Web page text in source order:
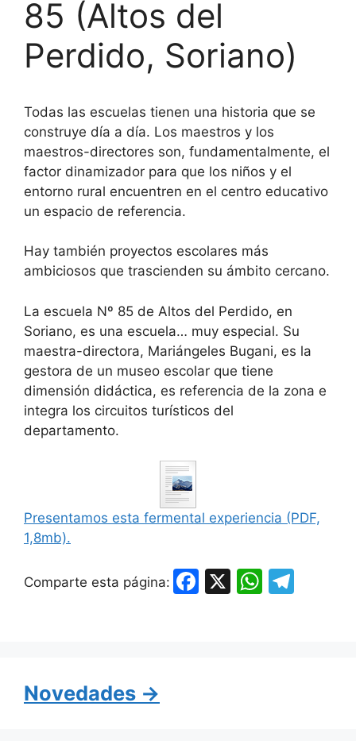
85 (Altos del
Perdido, Soriano)
Todas las escuelas tienen una historia que se
construye día a día. Los maestros y los
maestros-directores son, fundamentalmente, el
factor dinamizador para que los niños y el
entorno rural encuentren en el centro educativo
un espacio de referencia.
Hay también proyectos escolares más
ambiciosos que trascienden su ámbito cercano.
La escuela Nº 85 de Altos del Perdido, en
Soriano, es una escuela… muy especial. Su
maestra-directora, Mariángeles Bugani, es la
gestora de un museo escolar que tiene
dimensión didáctica, es referencia de la zona e
integra los circuitos turísticos del
departamento.
Presentamos esta fermental experiencia (PDF,
1,8mb).
Comparte esta página:
F
X
W
Novedades →